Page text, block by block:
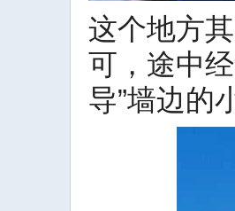
这个地方
可，途中
导”墙边的